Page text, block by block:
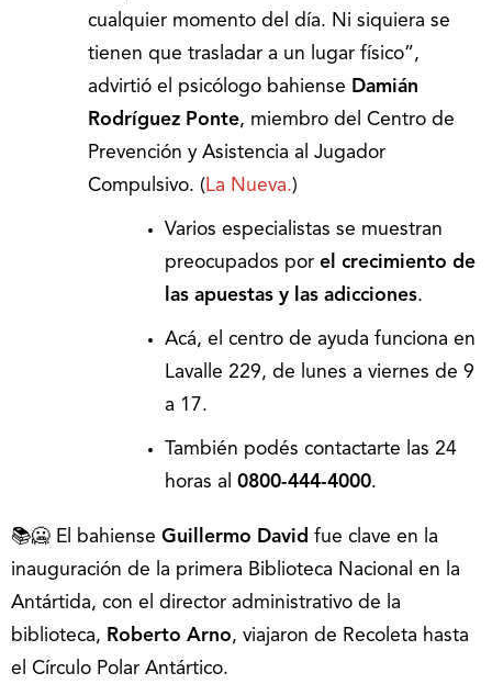
cualquier momento del día. Ni siquiera se
tienen que trasladar a un lugar físico”,
advirtió el psicólogo bahiense Damián
Rodríguez Ponte, miembro del Centro de
Prevención y Asistencia al Jugador
Compulsivo. ( La Nueva.)
Varios especialistas se muestran
preocupados por el crecimiento de
las apuestas y las adicciones.
Acá, el centro de ayuda funciona en
Lavalle 229, de lunes a viernes de 9
a 17.
También podés contactarte las 24
horas al 0800-444-4000.
📚🥶 El bahiense Guillermo David fue clave en la
inauguración de la primera Biblioteca Nacional en la
Antártida, con el director administrativo de la
biblioteca, Roberto Arno, viajaron de Recoleta hasta
el Círculo Polar Antártico.